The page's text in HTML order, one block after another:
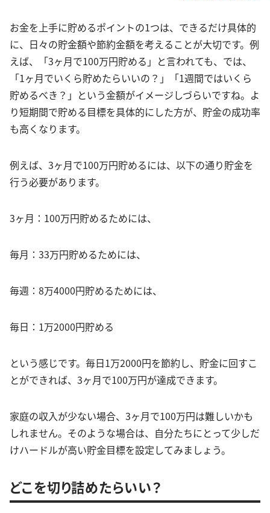
お金を上手に貯めるポイントの1つは、できるだけ具体的
に、日々の貯金額や節約金額を考えることが大切です。例
えば、「3ヶ月で100万円貯める」と言われても、では、
「1ヶ月でいくら貯めたらいいの？」「1週間ではいくら
貯めるべき？」という金額がイメージしづらいですね。よ
り短期間で貯める目標を具体的にした方が、貯金の成功率
も高くなります。
例えば、3ヶ月で100万円貯めるには、以下の通り貯金を
行う必要があります。
3ヶ月：100万円貯めるためには、
毎月：33万円貯めるためには、
毎週：8万4000円貯めるためには、
毎日：1万2000円貯める
という感じです。毎日1万2000円を節約し、貯金に回すこ
とができれば、3ヶ月で100万円が達成できます。
家庭の収入が少ない場合、3ヶ月で100万円は難しいかも
しれません。そのような場合は、自分たちにとって少しだ
けハードルが高い貯金目標を設定してみましょう。
どこを切り詰めたらいい？